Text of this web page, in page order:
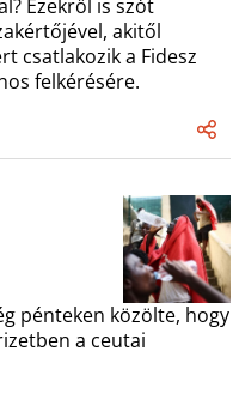
Ezekről is szót
akitől
csatlakozik a Fidesz
felkérésére.
pénteken közölte, hogy
a ceutai